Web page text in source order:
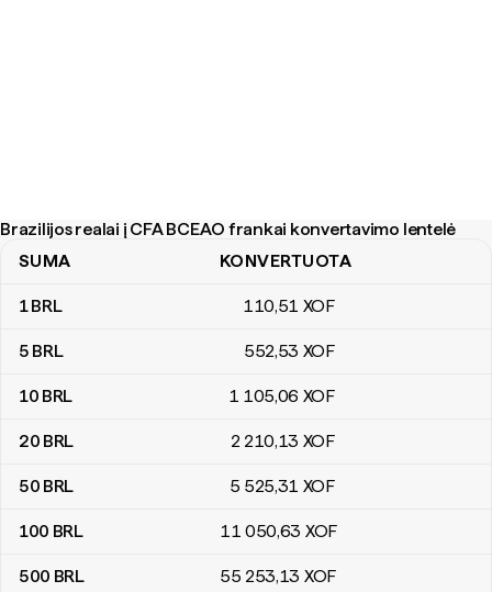
Brazilijos realai į CFA BCEAO frankai konvertavimo lentelė
Brazilijos realai į CFA BCEAO frankai konvertavimo lentelė
SUMA KONVERTUOTA
1BRL 110,51 XOF
5 BRL 552,53 XOF
10 BRL 1 105,06 XOF
20 BRL 2 210,13 XOF
50 BRL 5 525,31 XOF
100 BRL 11 050,63 XOF
500 BRL 55 253,13 XOF